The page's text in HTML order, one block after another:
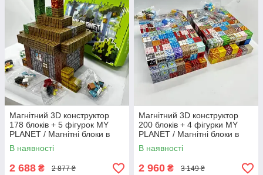
Магнітний 3D конструктор
178 блоків + 5 фігурок MY
PLANET / Магнітні блоки в
стилі Minecraft 178 деталей
В наявності
2 688 ₴ 2 877 ₴
Магнітний 3D конструктор
200 блоків + 4 фігурки MY
PLANET / Магнітні блоки в
стилі Minecraft 200 деталей
GP5
В наявності
2 960 ₴ 3 149 ₴